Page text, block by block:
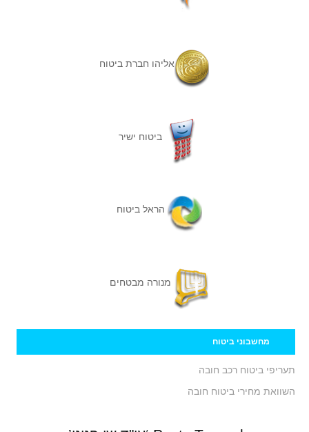
אליהו חברת ביטוח
ביטוח ישיר
הראל ביטוח
מנורה מבטחים
מחשבוני ביטוח
תעריפי ביטוח רכב חובה
השוואת מחירי ביטוח חובה